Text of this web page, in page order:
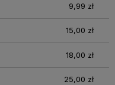
9,99 zł
15,00 zł
18,00 zł
25,00 zł